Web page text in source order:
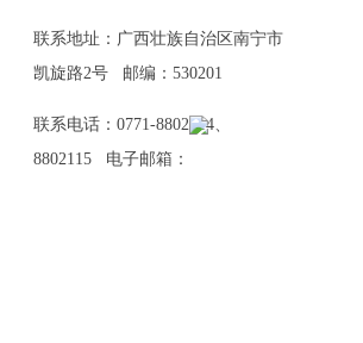
联系地址：广西壮族自治区南宁市
凯旋路2号 邮编：530201
联系电话：0771-8802114、
8802115 电子邮箱：